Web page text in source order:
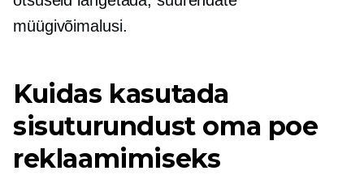
müügivõimalusi.
Kuidas kasutada
sisuturundust oma poe
reklaamimiseks